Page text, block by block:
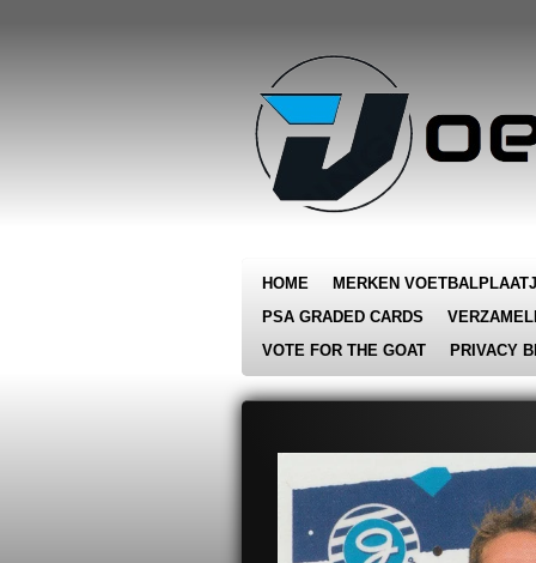
HOME MERKEN
PSA GRADED CARDS
VOTE FOR THE GOAT
PRIVACY